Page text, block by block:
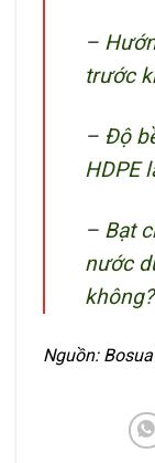
–
trước
– Độ
HDPE
– Bạt
nước
không?
Nguồn: